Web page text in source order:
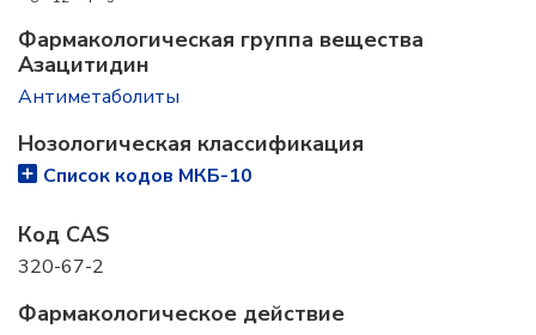
Фармакологическая группа вещества
Азацитидин
Антиметаболиты
Нозологическая классификация
Список кодов МКБ-10
Код CAS
320-67-2
Фармакологическое действие